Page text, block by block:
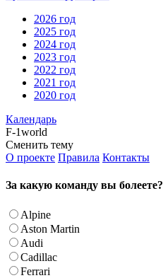
2026 год
2025 год
2024 год
2023 год
2022 год
2021 год
2020 год
Календарь
F-1world
Сменить тему
О проекте Правила Контакты
За какую команду вы болеете?
Alpine
Aston Martin
Audi
Cadillac
Ferrari